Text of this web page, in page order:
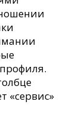
«сервис»